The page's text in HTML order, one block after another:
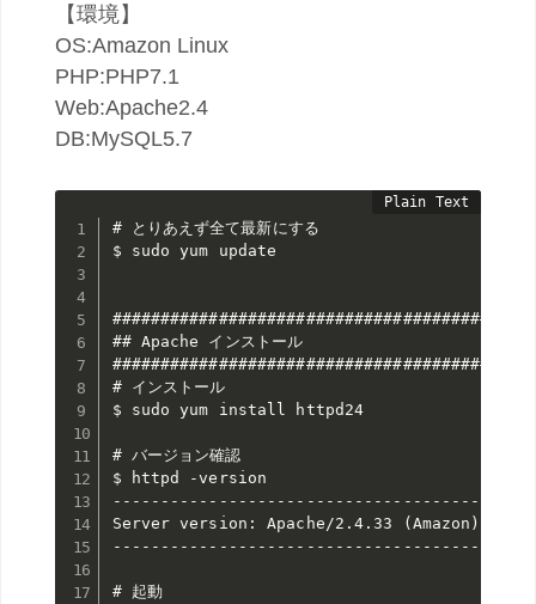
【環境】
OS:Amazon Linux
PHP:PHP7.1
Web:Apache2.4
DB:MySQL5.7
# とりあえず全て最新にする
$ sudo yum update
## Apache インストール
# インストール
$ sudo yum install httpd24
# バージョン確認
$ httpd -version
Server version: Apache/2.4.33 (Amazon)
# 起動